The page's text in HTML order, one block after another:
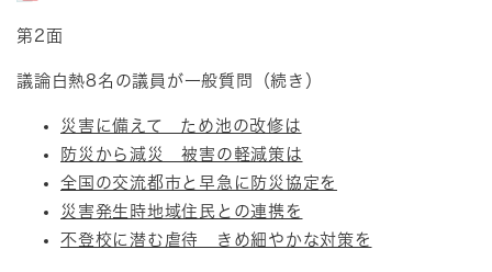
第2面
議論白熱8名の議員が一般質問（続き）
災害に備えて ため池の改修は
防災から減災 被害の軽減策は
全国の交流都市と早急に防災協定を
災害発生時地域住民との連携を
不登校に潜む虐待 きめ細やかな対策を